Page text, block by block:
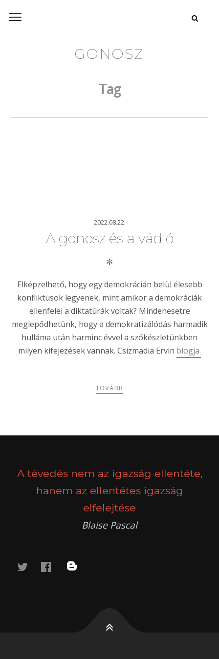
GONOSZ
Tag
2022.08.22.
A gonosz és a vádló
✻
Elképzelhető, hogy egy demokrácián belül élesebb
konfliktusok legyenek, mint amikor a demokráciák
ellenfelei a diktatúrák voltak? Mindenesetre
meglepődhetünk, hogy a demokratizálódás harmadik
hulláma után harminc évvel a szókészletünkben
milyen kifejezések vannak. Csizmadia Ervin blogja.
TOVÁBB
A tévedés nem az igazság ellentéte,
hanem az ellentétes igazság
elfelejtése
Blaise Pascal
twitterfacebook
blog